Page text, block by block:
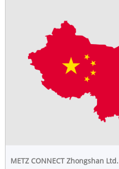
METZ CONNECT Zhongshan Ltd.